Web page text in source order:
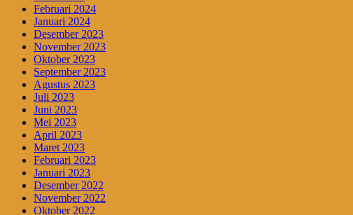
Februari 2024
Januari 2024
Desember 2023
November 2023
Oktober 2023
September 2023
Agustus 2023
Juli 2023
Juni 2023
Mei 2023
April 2023
Maret 2023
Februari 2023
Januari 2023
Desember 2022
November 2022
Oktober 2022